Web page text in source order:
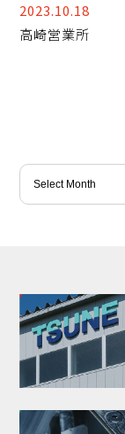
2023.10.18
高崎営業所